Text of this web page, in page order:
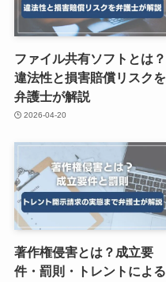
ファイル共有ソフトとは？
違法性と損害賠償リスクを
弁護士が解説
2026-04-20
著作権侵害とは？成立要
件・罰則・トレントによる